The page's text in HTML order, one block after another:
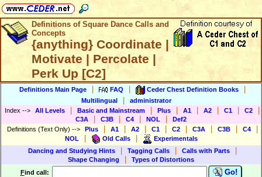
Definitions of Square Dance Calls and
Concepts
{anything} Coordinate |
Motivate | Percolate |
Perk Up [C2]
Definitions Main Page FAQ Ceder Chest Definition Books
Multilingual
administrator
Index --> All Levels Basic and Mainstream Plus A1 A2 C1 C2
C3A C3B C4 NOL
Def2
Definitions (Text Only) --> Plus A1 A2 C1 C2 C3A C3B C4
NOL Old Calls
Experimentals
Dancing and Studying Hints
Tagging Calls Calls with Parts
Shape Changing
Types of Distortions
Find call: Go!